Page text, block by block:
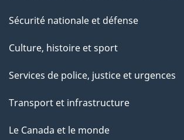
Sécurité nationale et défense
Culture, histoire et sport
Services de police, justice et urgences
Transport et infrastructure
Le Canada et le monde